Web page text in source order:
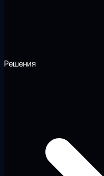
Решения